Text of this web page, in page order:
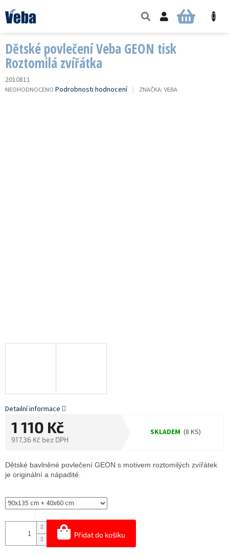
na
obsah
NÁKUPNÍ
Dětské povlečení Veba GEON tisk
Roztomilá zvířátka
2010811
PRŮMĚRNÉ
NEOHODNOCENO Podrobnosti hodnocení ZNAČKA: VEBA
1 110 Kč
917,36 Kč bez DPH
SKLADEM (8 KS)
Přidat do košíku
Dětské bavlněné povlečení GEON s motivem roztomilých zvířátek
je originální a nápadité.
Detailní informace